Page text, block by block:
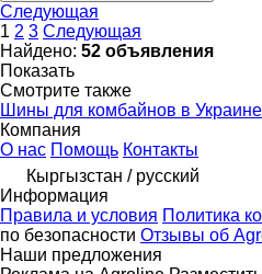
Следующая
1 2 3 Следующая
Найдено: 52 объявления
Показать
Смотрите также
Шины для комбайнов в Украине
Компания
О нас Помощь Контакты
Кыргызстан / русский
Информация
Правила и условия Политика
по безопасности Отзывы об
Наши предложения